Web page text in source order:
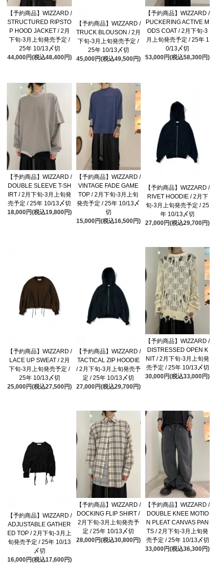
【予約商品】WIZZARD /
STRUCTURED RIPSTO
P HOOD JACKET / 2月
下旬-3月上旬発売予定 /
25年 10/13〆切
44,000円(税込48,400円)
【予約商品】WIZZARD /
TRUCK BLOUSON / 2月
下旬-3月上旬発売予定 /
25年 10/13〆切
45,000円(税込49,500円)
【予約商品】WIZZARD /
PUCKERING ACTIVE M
ODS COAT / 2月下旬-3
月上旬発売予定 / 25年 1
0/13〆切
53,000円(税込58,300円)
【予約商品】WIZZARD /
DOUBLE SLEEVE T-SH
IRT / 2月下旬-3月上旬発
売予定 / 25年 10/13〆切
18,000円(税込19,800円)
【予約商品】WIZZARD /
VINTAGE FADE GAME
TOP / 2月下旬-3月上旬
発売予定 / 25年 10/13〆
切
15,000円(税込16,500円)
【予約商品】WIZZARD /
RIVET HOODIE / 2月下
旬-3月上旬発売予定 / 25
年 10/13〆切
27,000円(税込29,700円)
【予約商品】WIZZARD /
LACE UP SWEAT / 2月
下旬-3月上旬発売予定 /
25年 10/13〆切
25,000円(税込27,500円)
【予約商品】WIZZARD /
TACTICAL ZIP HOODIE
/ 2月下旬-3月上旬発売予
定 / 25年 10/13〆切
27,000円(税込29,700円)
【予約商品】WIZZARD /
DISTRESSED OPEN K
NIT / 2月下旬-3月上旬発
売予定 / 25年 10/13〆切
30,000円(税込33,000円)
【予約商品】WIZZARD /
ADJUSTABLE GATHER
ED TOP / 2月下旬-3月上
旬発売予定 / 25年 10/13
〆切
16,000円(税込17,600円)
【予約商品】WIZZARD /
DOCKING FLIP SHIRT /
2月下旬-3月上旬発売予
定 / 25年 10/13〆切
28,000円(税込30,800円)
【予約商品】WIZZARD /
DOUBLE KNEE MOTIO
N PLEAT CANVAS PAN
TS / 2月下旬-3月上旬発
売予定 / 25年 10/13〆切
33,000円(税込36,300円)